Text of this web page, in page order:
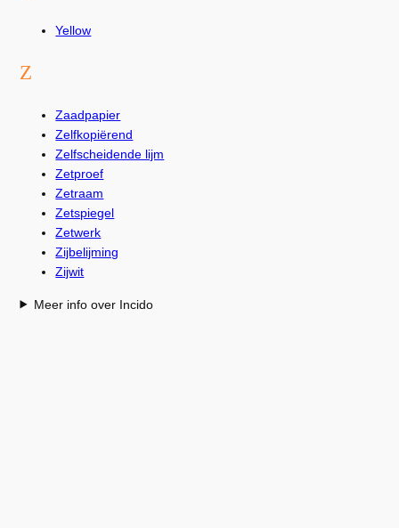
Yellow
Z
Zaadpapier
Zelfkopiërend
Zelfscheidende lijm
Zetproef
Zetraam
Zetspiegel
Zetwerk
Zijbelijming
Zijwit
Meer info over Incido